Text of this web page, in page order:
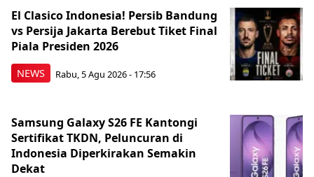
NEWS
El Clasico Indonesia! Persib Bandung
vs Persija Jakarta Berebut Tiket Final
Piala Presiden 2026
Rabu, 5 Agu 2026 - 17:56
Samsung Galaxy S26 FE Kantongi
Sertifikat TKDN, Peluncuran di
Indonesia Diperkirakan Semakin
Dekat